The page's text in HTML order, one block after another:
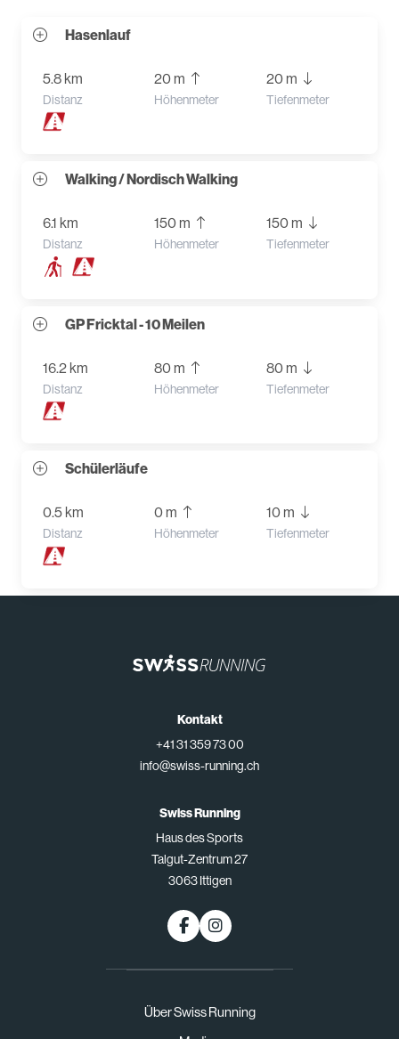
Hasenlauf
5.8 km
Distanz
20 m
Höhenmeter
20 m
Tiefenmeter
Walking / Nordisch Walking
6.1 km
Distanz
150 m
Höhenmeter
150 m
Tiefenmeter
GP Fricktal - 10 Meilen
16.2 km
Distanz
80 m
Höhenmeter
80 m
Tiefenmeter
Schülerläufe
0.5 km
Distanz
0 m
Höhenmeter
10 m
Tiefenmeter
Über Swiss Running
Kontakt
+41 31 359 73 00
info@swiss-running.ch
Swiss Running
Haus des Sports
Talgut-Zentrum 27
3063 Ittigen